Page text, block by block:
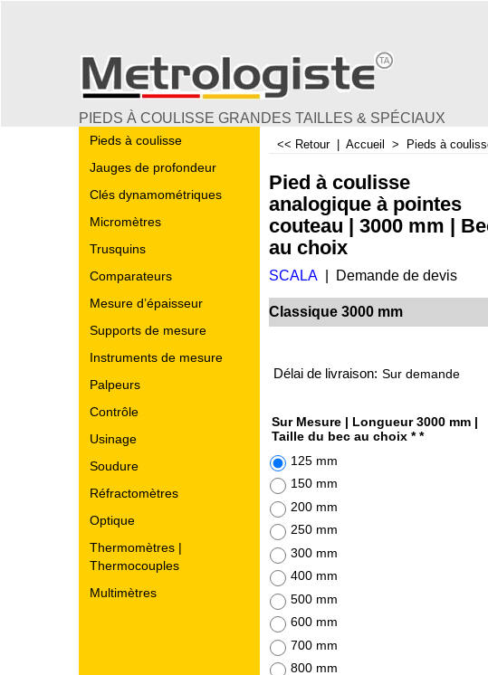
PIEDS À COULISSE GRANDES TAILLES & SPÉCIAUX
Pieds à coulisse
Jauges de profondeur
Clés dynamométriques
Micromètres
Trusquins
Comparateurs
Mesure d’épaisseur
Supports de mesure
Instruments de mesure
Palpeurs
Contrôle
Usinage
Soudure
Réfractomètres
Optique
Thermomètres |
Thermocouples
Multimètres
<< Retour Accueil > Pieds à
Pied à coulisse
analogique à pointes
couteau | 3000 mm |
au choix
SCALA Demande de devis
Classique 3000 mm
€50.00
Délai de livraison: Sur demande
Sur Mesure | Longueur 3000 mm |
Taille du bec au choix **
125 mm
150 mm
200 mm
250 mm
300 mm
400 mm
500 mm
600 mm
700 mm
800 mm